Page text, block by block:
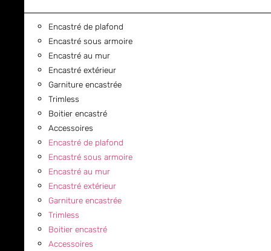
Encastré de plafond
Encastré sous armoire
Encastré au mur
Encastré extérieur
Garniture encastrée
Trimless
Boitier encastré
Accessoires
Encastré de plafond
Encastré sous armoire
Encastré au mur
Encastré extérieur
Garniture encastrée
Trimless
Boitier encastré
Accessoires